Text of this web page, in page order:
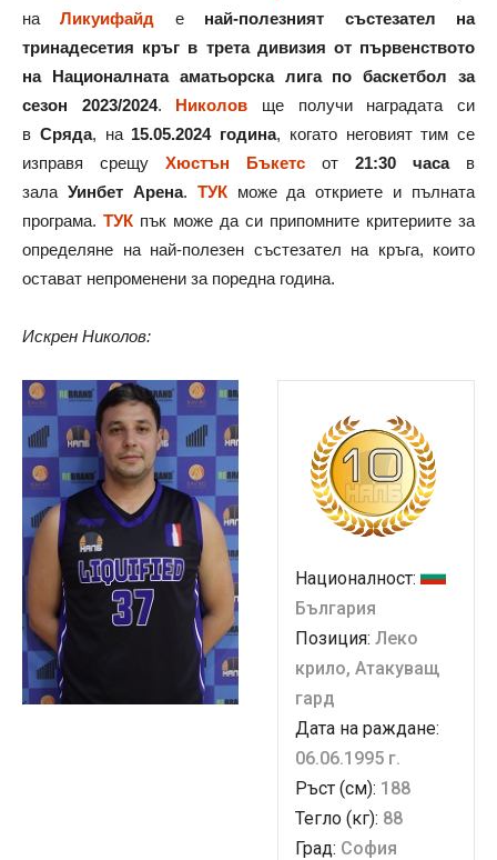
наЛикуифайд е най-полезният състезател на
тринадесетия кръг в трета дивизия от първенството
на Националната аматьорска лига по баскетбол за
сезон 2023/2024. Николов
ще получи наградата си
в Сряда, на 15.05.2024 година, когато неговият тим се
изправя срещу Хюстън Бъкетс от 21:30 часав
зала Уинбет Арена. ТУКможе да откриете и пълната
програма. ТУК пък може да си припомните критериите за
определяне на най-полезен състезател на кръга, които
остават непроменени за поредна година.
Искрен Николов:
Националност:
България
Позиция: Леко
крило, Атакуващ
гард
Дата на раждане:
06.06.1995 г.
Ръст (см): 188
Тегло (кг): 88
Град: София